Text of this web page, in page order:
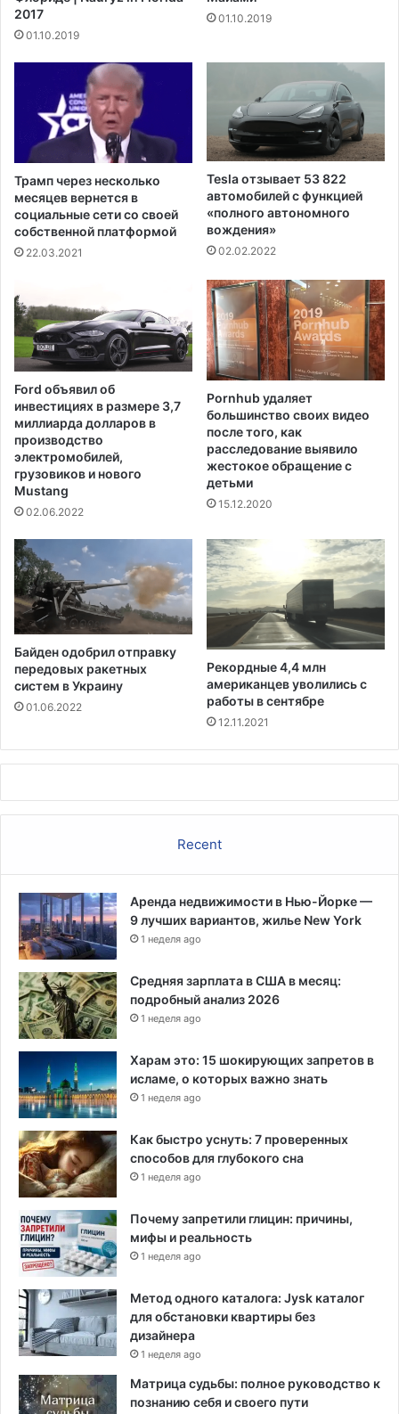
а
н
у
т
п
о
е
д
е
л
ь
е
х
с
н
а
р
у
ш
е
н
е
м
к
о
н
т
т
и
р
а
в
а
2017
01.10.2019
01.10.2019
Трамп через несколько
месяцев вернется в
социальные сети со своей
собственной платформой
22.03.2021
Tesla отзывает 53 822
автомобилей с функцией
«полного автономного
вождения»
02.02.2022
Ford объявил об
инвестициях в размере 3,7
миллиарда долларов в
производство
электромобилей,
грузовиков и нового
Mustang
02.06.2022
Pornhub удаляет
большинство своих видео
после того, как
расследование выявило
жестокое обращение с
детьми
15.12.2020
Байден одобрил отправку
передовых ракетных
систем в Украину
01.06.2022
Рекордные 4,4 млн
американцев уволились с
работы в сентябре
12.11.2021
Recent
Аренда недвижимости в Нью-Йорке —
9 лучших вариантов, жилье New York
1 неделя ago
Средняя зарплата в США в месяц:
подробный анализ 2026
1 неделя ago
Харам это: 15 шокирующих запретов в
исламе, о которых важно знать
1 неделя ago
Как быстро уснуть: 7 проверенных
способов для глубокого сна
1 неделя ago
Почему запретили глицин: причины,
мифы и реальность
1 неделя ago
Метод одного каталога: Jysk каталог
для обстановки квартиры без
дизайнера
1 неделя ago
Матрица судьбы: полное руководство к
познанию себя и своего пути